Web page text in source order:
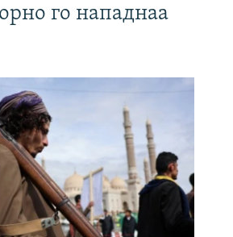
го нападнаа